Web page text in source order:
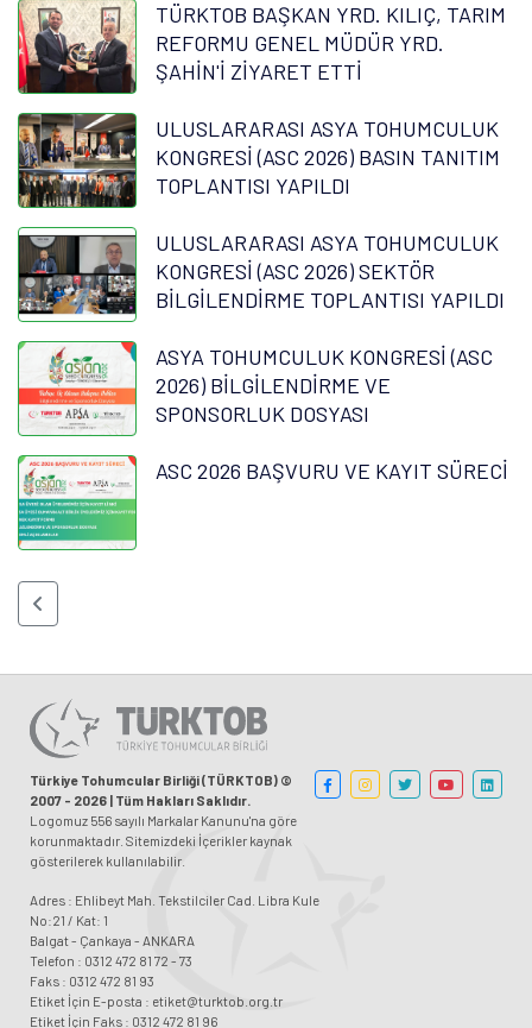
TÜRKTOB BAŞKAN YRD. KILIÇ, TARIM
REFORMU GENEL MÜDÜR YRD.
ŞAHİN'İ ZİYARET ETTİ
ULUSLARARASI ASYA TOHUMCULUK
KONGRESİ (ASC 2026) BASIN TANITIM
TOPLANTISI YAPILDI
ULUSLARARASI ASYA TOHUMCULUK
KONGRESİ (ASC 2026) SEKTÖR
BİLGİLENDİRME TOPLANTISI YAPILDI
ASYA TOHUMCULUK KONGRESİ (ASC
2026) BİLGİLENDİRME VE
SPONSORLUK DOSYASI
ASC 2026 BAŞVURU VE KAYIT SÜRECİ
Türkiye Tohumcular Birliği (TÜRKTOB) ©
2007 - 2026 | Tüm Hakları Saklıdır.
Logomuz 556 sayılı Markalar Kanunu'na göre
korunmaktadır. Sitemizdeki İçerikler kaynak
gösterilerek kullanılabilir.
Adres : Ehlibeyt Mah. Tekstilciler Cad. Libra Kule
No:21 / Kat: 1
Balgat - Çankaya - ANKARA
Telefon : 0312 472 81 72 - 73
Faks : 0312 472 81 93
Etiket İçin E-posta : etiket@turktob.org.tr
Etiket İçin Faks : 0312 472 81 96